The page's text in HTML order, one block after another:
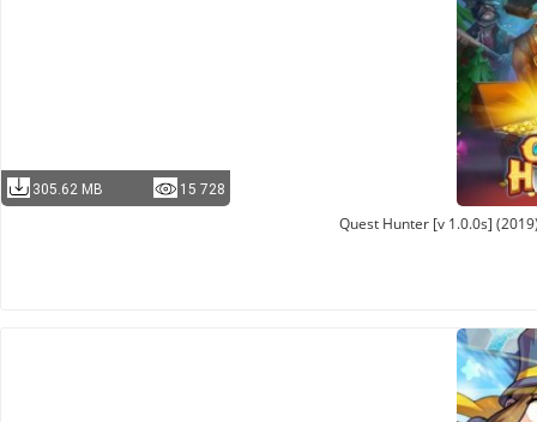
305.62 MB 15 728
Quest Hunter [v 1.0.0s]